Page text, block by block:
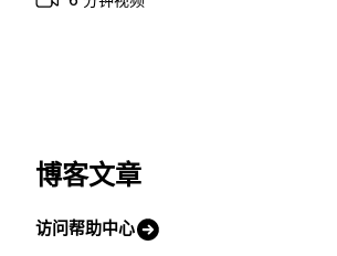
博客文章
访问帮助中心